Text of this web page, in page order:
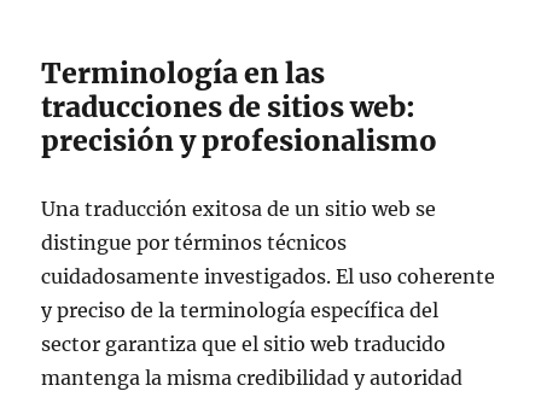
Terminología en las
traducciones de sitios web:
precisión y profesionalismo
Una traducción exitosa de un sitio web se
distingue por términos técnicos
cuidadosamente investigados. El uso coherente
y preciso de la terminología específica del
sector garantiza que el sitio web traducido
mantenga la misma credibilidad y autoridad